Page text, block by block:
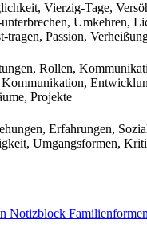
Vierzig-Tage,
Umkehren,
Passion,
Rollen,
Projekte
Erfahrungen,
Umgangsformen,
Notizblock Familienformen